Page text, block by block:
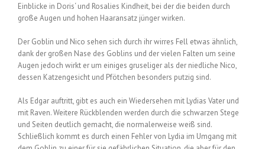
Einblicke in Doris‘ und Rosalies Kindheit, bei der die beiden durch
große Augen und hohen Haaransatz jünger wirken.
Der Goblin und Nico sehen sich durch ihr wirres Fell etwas ähnlich,
dank der großen Nase des Goblins und der vielen Falten um seine
Augen jedoch wirkt er um einiges gruseliger als der niedliche Nico,
dessen Katzengesicht und Pfötchen besonders putzig sind.
Als Edgar auftritt, gibt es auch ein Wiedersehen mit Lydias Vater und
mit Raven. Weitere Rückblenden werden durch die schwarzen Stege
und Seiten deutlich gemacht, die normalerweise weiß sind.
Schließlich kommt es durch einen Fehler von Lydia im Umgang mit